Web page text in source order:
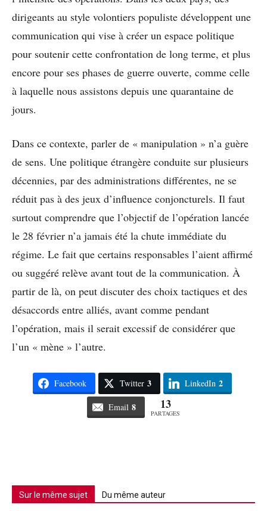
dirigeants au style volontiers populiste développent une
communication qui vise à créer un espace politique
pour soutenir cette confrontation de long terme, et plus
encore pour ses phases de guerre ouverte, comme celle
à laquelle nous assistons depuis une quarantaine de
jours.
Dans ce contexte, parler de « manipulation » n’a guère
de sens. Une politique étrangère conduite sur plusieurs
décennies, par des administrations différentes, ne se
réduit pas à des jeux d’influence conjoncturels. Il faut
surtout comprendre que l’objectif de l’opération lancée
le 28 février n’a jamais été la chute immédiate du
régime. Le fait que certains responsables l’aient affirmé
ou suggéré relève avant tout de la communication. À
partir de là, on peut discuter des choix tactiques et des
désaccords entre alliés, avant comme pendant
l’opération, mais il serait excessif de considérer que
l’un « mène » l’autre.
Facebook Twitter 3 LinkedIn 2
Email 8 13
PARTAGES
Sur le même sujet Du même auteur